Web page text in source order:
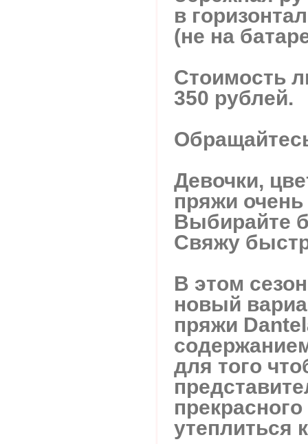
в
(не на
Стоимость
350 рублей.
Девочки,
пряжи
Выбирайте
Свяжу
В этом
новый
пряжи
для того
утеплиться